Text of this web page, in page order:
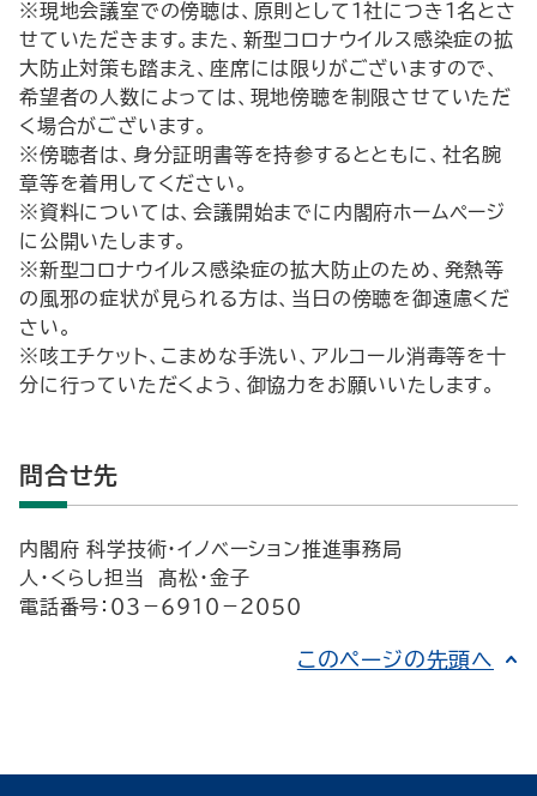
※現地会議室での傍聴は、原則として１社につき１名とさ
せていただきます。また、新型コロナウイルス感染症の拡
大防止対策も踏まえ、座席には限りがございますので、
希望者の人数によっては、現地傍聴を制限させていただ
く場合がございます。
※傍聴者は、身分証明書等を持参するとともに、社名腕
章等を着用してください。
※資料については、会議開始までに内閣府ホームページ
に公開いたします。
※新型コロナウイルス感染症の拡大防止のため、発熱等
の風邪の症状が見られる方は、当日の傍聴を御遠慮くだ
さい。
※咳エチケット、こまめな手洗い、アルコール消毒等を十
分に行っていただくよう、御協力をお願いいたします。
問合せ先
内閣府 科学技術・イノベーション推進事務局
人・くらし担当 髙松・金子
電話番号：０３－６９１０－２０５０
このページの先頭へ